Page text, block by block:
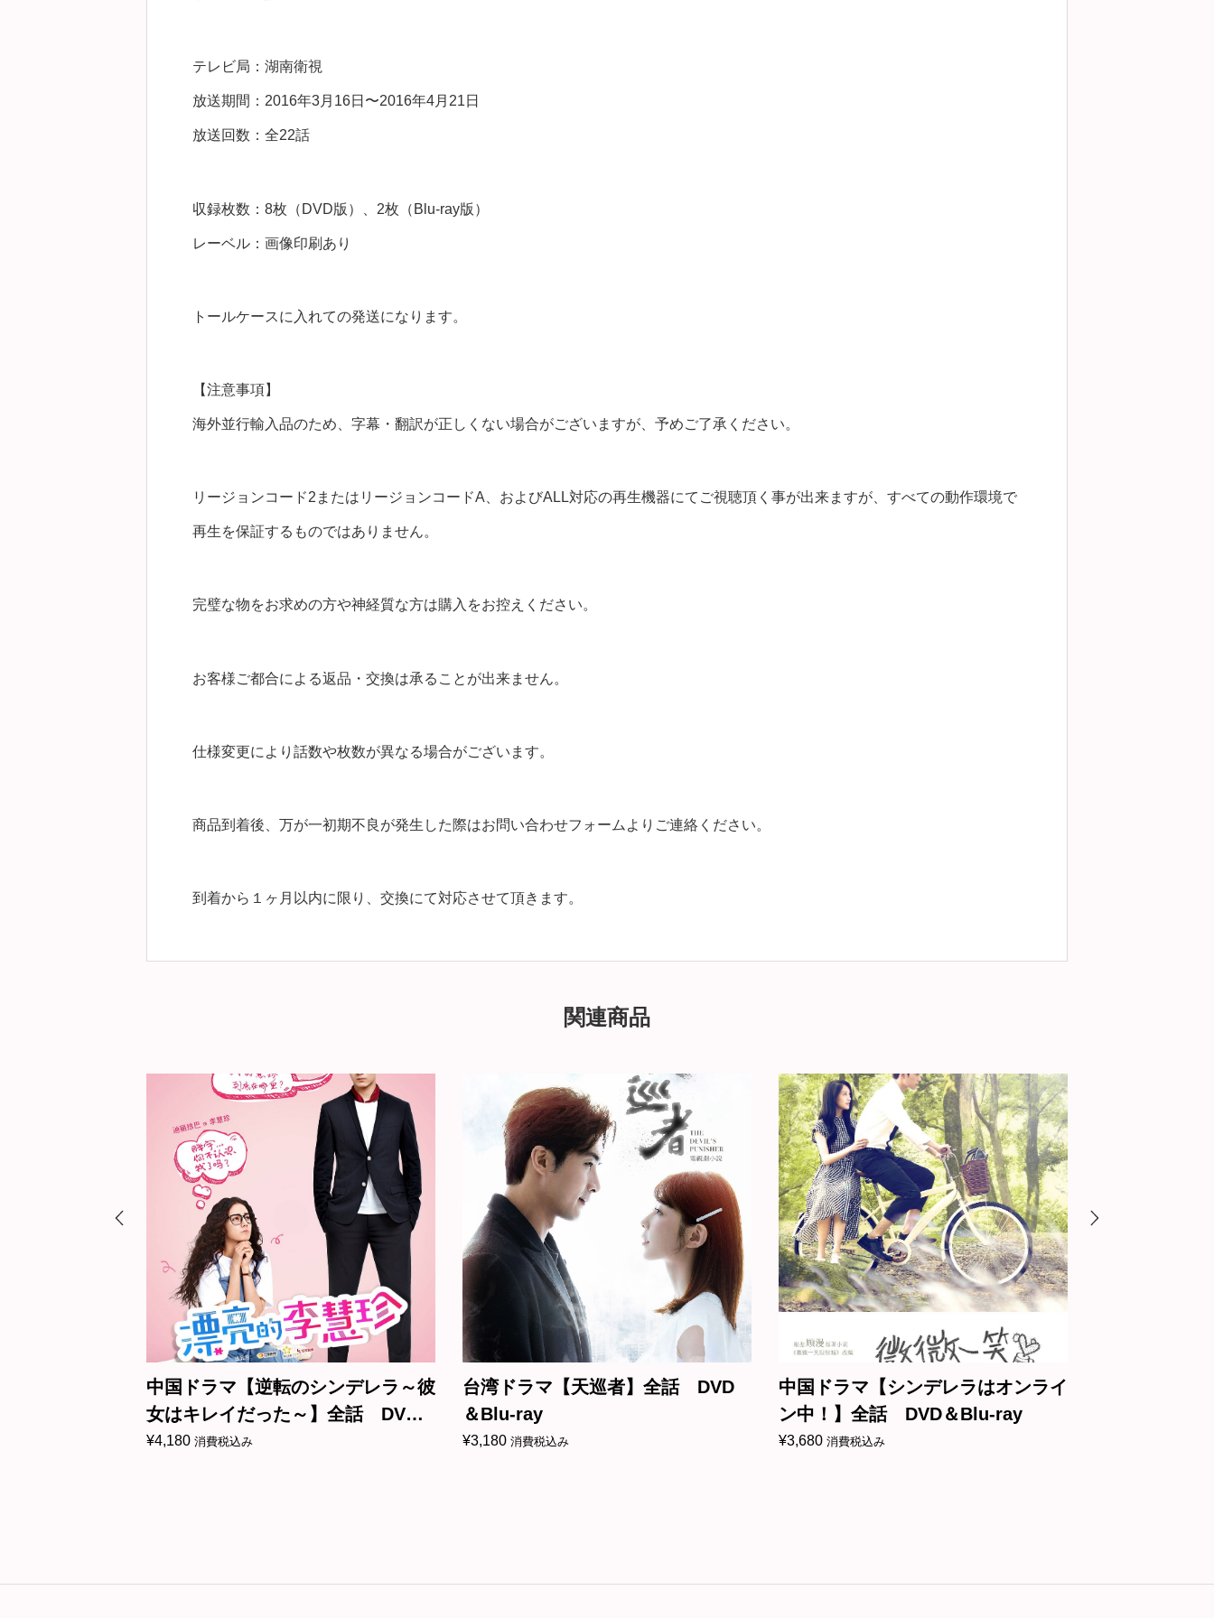
テレビ局：湖南衛視
放送期間：2016年3月16日〜2016年4月21日
放送回数：全22話
収録枚数：8枚（DVD版）、2枚（Blu-ray版）
レーベル：画像印刷あり
トールケースに入れての発送になります。
【注意事項】
海外並行輸入品のため、字幕・翻訳が正しくない場合がございますが、予めご了承ください。
リージョンコード2またはリージョンコードA、およびALL対応の再生機器にてご視聴頂く事が出来ますが、すべての動作環境で
再生を保証するものではありません。
完璧な物をお求めの方や神経質な方は購入をお控えください。
お客様ご都合による返品・交換は承ることが出来ません。
仕様変更により話数や枚数が異なる場合がございます。
商品到着後、万が一初期不良が発生した際はお問い合わせフォームよりご連絡ください。
到着から１ヶ月以内に限り、交換にて対応させて頂きます。
関連商品
中国ドラマ【逆転のシンデレラ～彼
女はキレイだった～】全話 DVD
＆Blu-ray
¥4,180 消費税込み
台湾ドラマ【天巡者】全話 DVD
＆Blu-ray
¥3,180 消費税込み
中国ドラマ【シンデレラはオンライ
ン中！】全話 DVD＆Blu-ray
¥3,680 消費税込み